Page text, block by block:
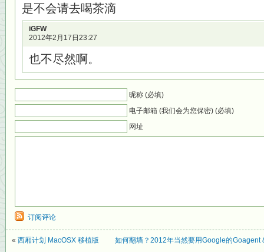
是不会请去喝茶滴
iGFW
2012年2月17日23:27
也不尽然啊。
昵称 (必填)
电子邮箱 (我们会为您保密) (必填)
网址
订阅评论
« 西厢计划 MacOSX 移植版 如何翻墙？2012年当然要用Google的Goagent